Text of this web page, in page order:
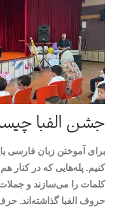
جشن الفبا
برای آموختن زبان فارسی
کنیم. پله‌هایی که در کنار
کلمات را می‌سازند و جملات
حروف الفبا گذاشته‌اند.